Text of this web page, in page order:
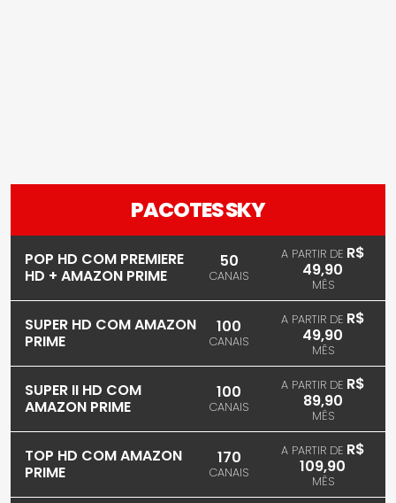
PACOTES SKY
POP HD COM PREMIERE
HD + AMAZON PRIME
50
CANAIS
A PARTIR DE R$
49,90
MÊS
SUPER HD COM AMAZON
PRIME
100
CANAIS
A PARTIR DE R$
49,90
MÊS
SUPER II HD COM
AMAZON PRIME
100
CANAIS
A PARTIR DE R$
89,90
MÊS
TOP HD COM AMAZON
PRIME
170
CANAIS
A PARTIR DE R$
109,90
MÊS